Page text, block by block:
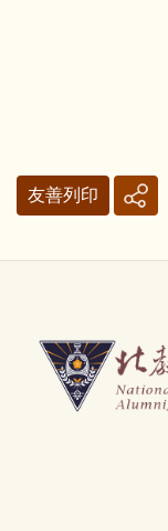
友善列印